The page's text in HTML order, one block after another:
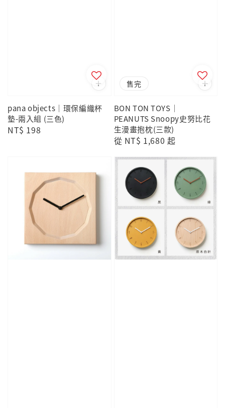
pana objects｜環保編織杯
墊-兩入組 (三色)
Regular
NT$ 198
售完
BON TON TOYS｜
PEANUTS Snoopy史努比花
生漫畫抱枕(三款)
Regular
從 NT$ 1,680 起